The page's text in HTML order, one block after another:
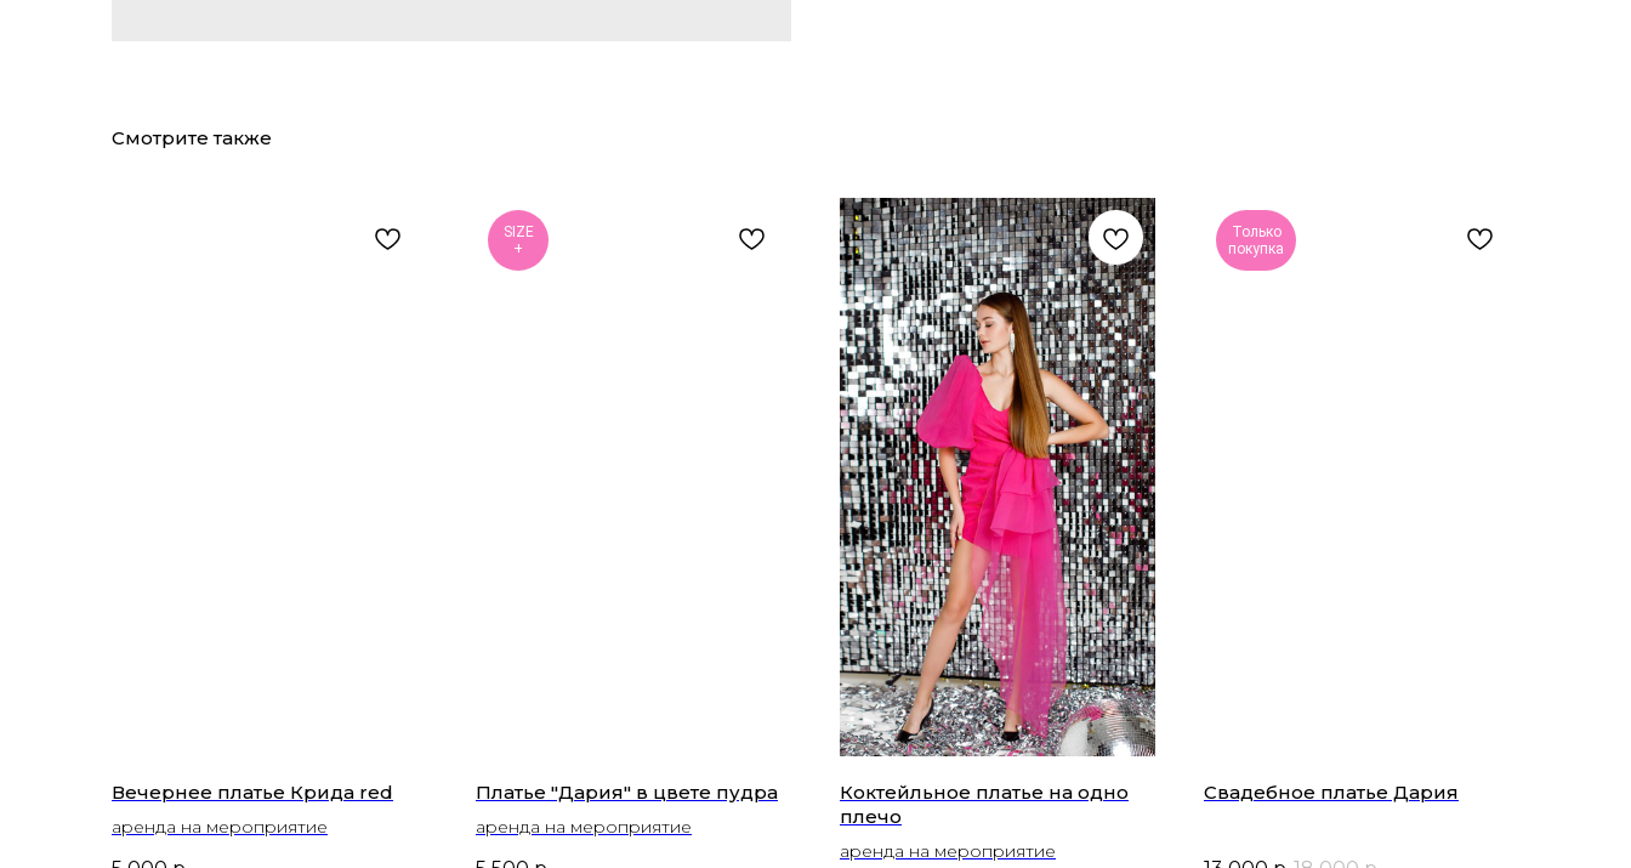
Смотрите также
Вечернее платье Крида red
аренда на мероприятие
SIZE
+
Платье "Дария" в цвете пудра
аренда на мероприятие
Коктейльное платье на одно
плечо
аренда на мероприятие
Только
покупка
Свадебное платье Дария